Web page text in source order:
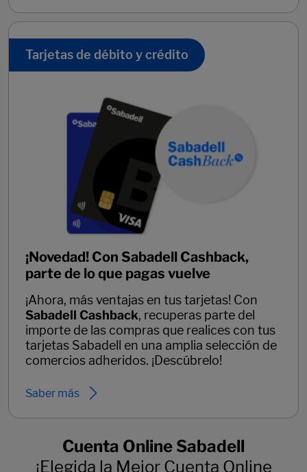
Tarjetas de débito y crédito
¡Novedad! Con Sabadell Cashback,
parte de lo que pagas vuelve
¡Ahora, más ventajas en tus tarjetas! Con
Sabadell Cashback, recuperas parte del
importe de las compras que realices con tus
tarjetas Sabadell en una amplia selección de
comercios adheridos. ¡Descúbrelo!
Saber más
Cuenta Online Sabadell
¡Elegida la Mejor Cuenta Online